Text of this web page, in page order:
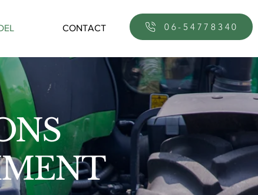
CONTACT 06-54778340